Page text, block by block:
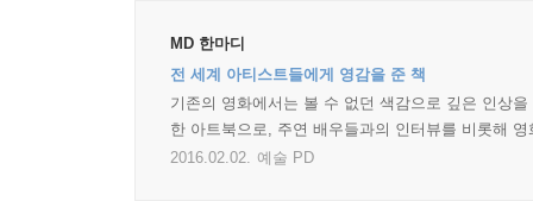
MD 한마디
전 세계 아티스트들에게 영감을 준 책
기존의 영화에서는 볼 수 없던 색감으로 깊은 인상
한 아트북으로, 주연 배우들과의 인터뷰를 비롯해
2016.02.02. 예술 PD